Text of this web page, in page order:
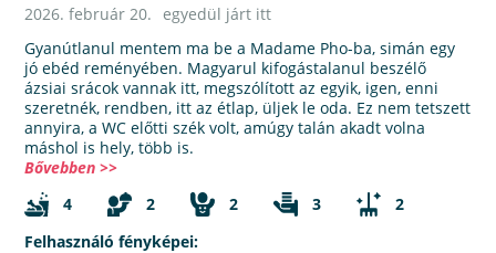
2026. február 20.
egyedül járt itt
Gyanútlanul mentem ma be a Madame Pho-ba, simán egy
jó ebéd reményében. Magyarul kifogástalanul beszélő
ázsiai srácok vannak itt, megszólított az egyik, igen, enni
szeretnék, rendben, itt az étlap, üljek le oda. Ez nem tetszett
annyira, a WC előtti szék volt, amúgy talán akadt volna
máshol is hely, több is.
Bővebben >>
4
2 2 3
2
Felhasználó fényképei: